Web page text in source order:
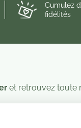
Cumulez
fidélités
et retrouvez toute